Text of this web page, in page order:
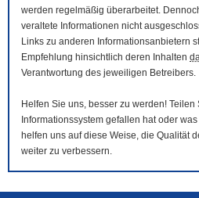
werden regelmäßig überarbeitet.
veraltete Informationen nicht
Links zu anderen Informationsanbietern
Empfehlung hinsichtlich deren Inhalten
Verantwortung des jeweiligen Betreibers.
Helfen Sie uns, besser zu werden!
Informationssystem gefallen hat oder
helfen uns auf diese Weise, die Qualität
weiter zu verbessern.